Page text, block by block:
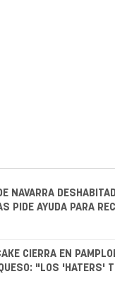
NAVARRA
PIDE AYUDA PARA
CIERRA EN
"LOS 'HATERS'